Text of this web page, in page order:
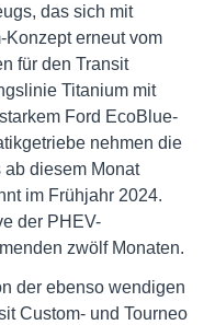
das sich mit
erneut vom
für den Transit
Titanium mit
Ford EcoBlue-
nehmen die
ab diesem Monat
im Frühjahr 2024.
der PHEV-
zwölf Monaten.
der ebenso wendigen
Custom- und Tourneo